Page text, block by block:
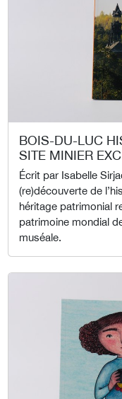
BOIS-DU-LUC
SITE MINIER
Écrit par Isabelle
(re)découverte de
héritage patrimonial
patrimoine mondial
muséale.